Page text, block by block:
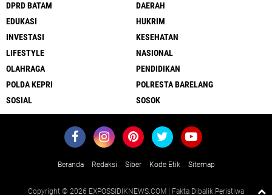
DPRD BATAM
DAERAH
EDUKASI
HUKRIM
INVESTASI
KESEHATAN
LIFESTYLE
NASIONAL
OLAHRAGA
PENDIDIKAN
POLDA KEPRI
POLRESTA BARELANG
SOSIAL
SOSOK
Beranda Redaksi Siber Kode Etik Sitemap
Copyright © 2026 EXPOSSIDIKNEWS.COM | Fakta Dibalik Peristiwa